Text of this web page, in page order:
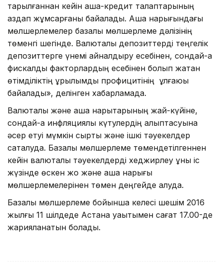
тарылғаннан кейін ақша-кредит талаптарының
аздап жұмсарғаны байқалады. Ақша нарығындағы
мөлшерлемелер базалық мөлшерлеме дәлізінің
төменгі шегінде. Валюталық депозиттерді теңгелік
депозиттерге үнемі айналдыру есебінен, сондай-ақ
фискалдық факторлардың есебінен болып жатқан
өтімділіктің құрылымдық профицитінің ұлғаюы
байқалады», делінген хабарламада.
Валюталық және ақша нарықтарының жай-күйіне,
сондай-ақ инфляциялық күтулердің қалыптасуына
әсер етуі мүмкін сыртқы және ішкі тәуекелдер
сақталуда. Базалық мөлшерлеме төмендетілгеннен
кейін валюталық тәуекелдерді хеджирлеу құны іс
жүзінде өскен жоқ және ақша нарығы
мөлшерлемелерінен төмен деңгейде қалуда.
Базалық мөлшерлеме бойынша келесі шешім 2016
жылғы 11 шілдеде Астана уақытымен сағат 17.00-де
жарияланатын болады.